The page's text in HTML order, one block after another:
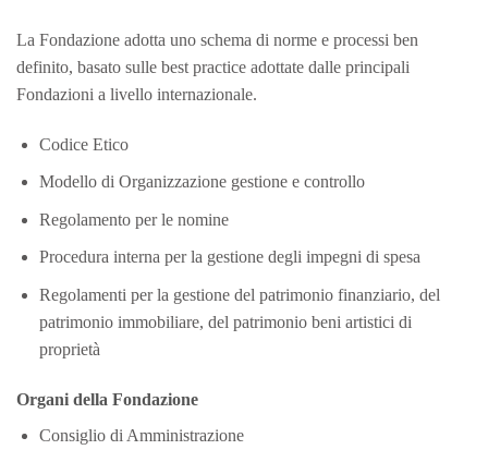
La Fondazione adotta uno schema di norme e processi ben
definito, basato sulle best practice adottate dalle principali
Fondazioni a livello internazionale.
Codice Etico
Modello di Organizzazione gestione e controllo
Regolamento per le nomine
Procedura interna per la gestione degli impegni di spesa
Regolamenti per la gestione del patrimonio finanziario, del
patrimonio immobiliare, del patrimonio beni artistici di
proprietà
Organi della Fondazione
Consiglio di Amministrazione